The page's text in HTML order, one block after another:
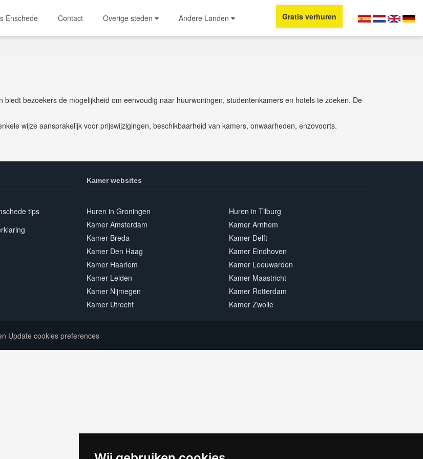
Enschede Contact Overige steden Andere Landen Gratis verhuren
bezoekers de mogelijkheid om eenvoudig naar huurwoningen, studentenkamers en hotels te zoeken. De
wijze aansprakelijk voor prijswijzigingen, beschikbaarheid van kamers, onwaarheden, enzovoorts.
tips
Kamer websites
Huren in Groningen
Huren in Tilburg
Kamer Amsterdam
Kamer Arnhem
Kamer Breda
Kamer Delft
Kamer Den Haag
Kamer Eindhoven
Kamer Haarlem
Kamer Leeuwarden
Kamer Leiden
Kamer Maastricht
Kamer Nijmegen
Kamer Rotterdam
Kamer Utrecht
Kamer Zwolle
Update cookies preferences